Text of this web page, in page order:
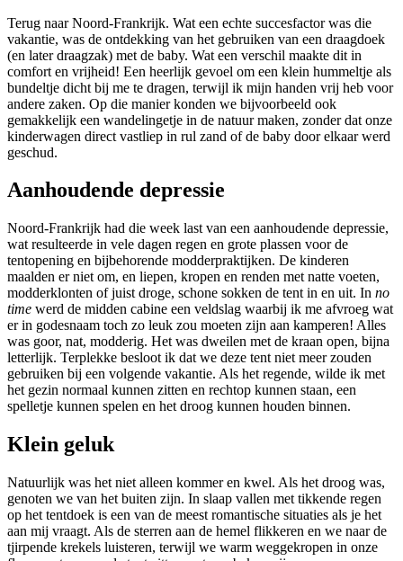
Terug naar Noord-Frankrijk. Wat een echte succesfactor was die
vakantie, was de ontdekking van het gebruiken van een draagdoek
(en later draagzak) met de baby. Wat een verschil maakte dit in
comfort en vrijheid! Een heerlijk gevoel om een klein hummeltje als
bundeltje dicht bij me te dragen, terwijl ik mijn handen vrij heb voor
andere zaken. Op die manier konden we bijvoorbeeld ook
gemakkelijk een wandelingetje in de natuur maken, zonder dat onze
kinderwagen direct vastliep in rul zand of de baby door elkaar werd
geschud.
Aanhoudende depressie
Noord-Frankrijk had die week last van een aanhoudende depressie,
wat resulteerde in vele dagen regen en grote plassen voor de
tentopening en bijbehorende modderpraktijken. De kinderen
maalden er niet om, en liepen, kropen en renden met natte voeten,
modderklonten of juist droge, schone sokken de tent in en uit. In no
time werd de midden cabine een veldslag waarbij ik me afvroeg wat
er in godesnaam toch zo leuk zou moeten zijn aan kamperen! Alles
was goor, nat, modderig. Het was dweilen met de kraan open, bijna
letterlijk. Terplekke besloot ik dat we deze tent niet meer zouden
gebruiken bij een volgende vakantie. Als het regende, wilde ik met
het gezin normaal kunnen zitten en rechtop kunnen staan, een
spelletje kunnen spelen en het droog kunnen houden binnen.
Klein geluk
Natuurlijk was het niet alleen kommer en kwel. Als het droog was,
genoten we van het buiten zijn. In slaap vallen met tikkende regen
op het tentdoek is een van de meest romantische situaties als je het
aan mij vraagt. Als de sterren aan de hemel flikkeren en we naar de
tjirpende krekels luisteren, terwijl we warm weggekropen in onze